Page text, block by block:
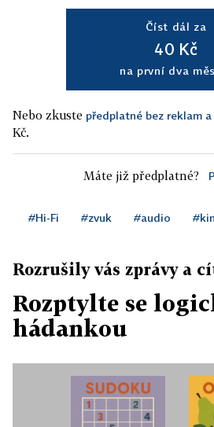
Číst dál za
40 Kč
na první dva
Nebo zkuste předplatné bez reklam
Kč.
Máte již předplatné?
#Hi-Fi #zvuk #audio
Rozrušily vás zprávy a
Rozptylte se
hádankou